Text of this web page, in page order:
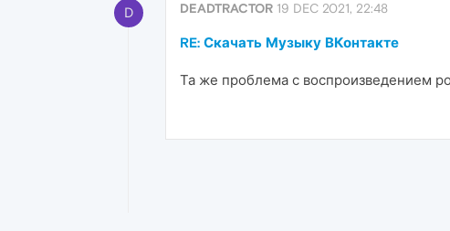
D DEADTRACTOR 19 DEC 2021, 22:48
RE: Скачать Музыку ВКонтакте
Та же проблема с воспроизведением